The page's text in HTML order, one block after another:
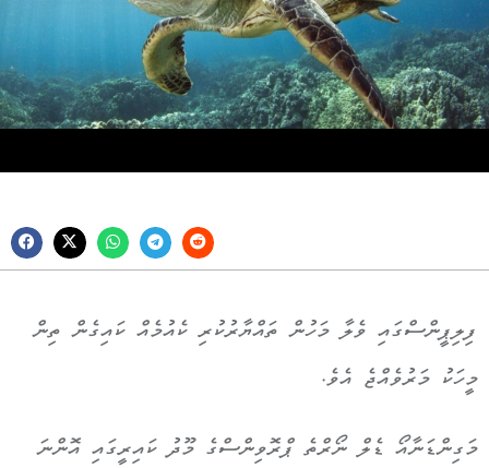
ފިލިޕީންސްގައި ވެލާ މަހުން ތައްޔާރުކުރި ކެއުމެއް ކައިގެން ތިން
މީހަކު މަރުވެއްޖެ އެވެ.
މަގިންޑަނާއޯ ޑެލް ނޯރްތެ ޕްރޮވިންސްގެ މޫދު ކައިރީގައި އޮންނަ